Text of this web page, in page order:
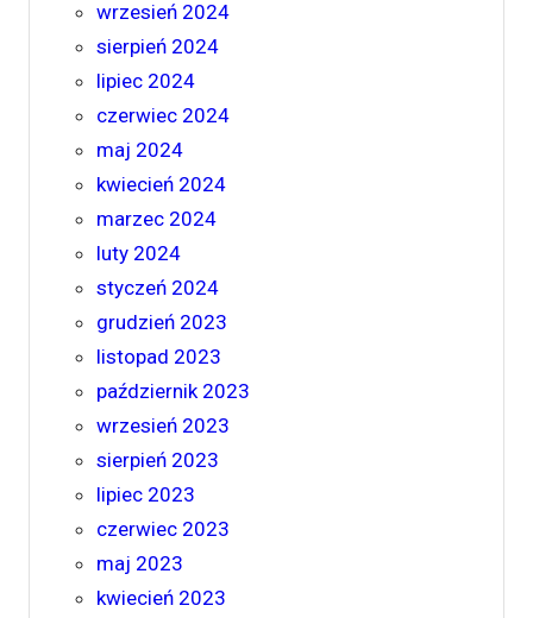
wrzesień 2024
sierpień 2024
lipiec 2024
czerwiec 2024
maj 2024
kwiecień 2024
marzec 2024
luty 2024
styczeń 2024
grudzień 2023
listopad 2023
październik 2023
wrzesień 2023
sierpień 2023
lipiec 2023
czerwiec 2023
maj 2023
kwiecień 2023